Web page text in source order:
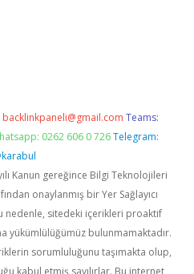
backlinkpaneli@gmail.com Teams:
0262 606 0 726 Telegram:
Kanun gereğince Bilgi Teknolojileri
onaylanmış bir Yer Sağlayıcı
nedenle, sitedeki içerikleri proaktif
yükümlülüğümüz bulunmamaktadır.
sorumluluğunu taşımakta olup,
kabul etmiş sayılırlar. Bu internet